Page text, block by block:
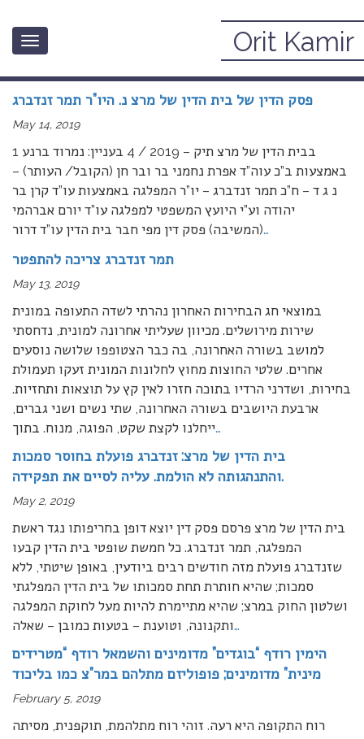
Toggle
Orit Kamir
פסק הדין של בית הדין של מרצ נ. היו”ר תמר זנדברג
May 14, 2019
1 בבית הדין של מרצ תיק – 2019 / 4 בעניין: נמרוד ברנע
באמצעות ב”כ עוה”ד אפרת נחמני בר ובר חן (הקובל/ העותר) –
נ ג ד – ח”כ תמר זנדברג – יו”ר המפלגה באמצעות עו”ד קרן בר
יהודה וע”י היועץ המשפטי למפלגה עו”ד יורם אברהמי
(המשיבה) פסק דין מפי חבר בית הדין עו”ד דרור…
תמר זנדברג צריכה להתפטר
May 13, 2019
במוצאי חג הבחירות האחרון נהרתי לשדה התעופה במונית
שירות מירושלים. מכיוון שעליתי אחרונה למונית, נדחסתי
למושב בשורה האחרונה, בה כבר הצטופפו שלושה נוסעים
אחרים. שלטי החוצות מחוץ לחלונות המונית זעקו תעמולת
בחירות, ושדרני הרדיו בתוכה חזרו לאין קץ על תוצאות ותחזיות.
ארבעת היושבים בשורה האחרונה, שתי נשים ושני גברים,
ייחלנו לקצת שקט, הפוגה, מנוח. בתוך…
בית הדין של מרצ: זנדברג פועלת בחוסר סמכות
והתנהגותה לא הולמת. עליה לסיים את תפקידה.
May 2, 2019
בית הדין של מרצ פרסם פסק דין יוצא דופן בחריפותו נגד ראשת
המפלגה, תמר זנדברג. כל חמשת שופטי בית הדין קבעו
שזנדברג פועלת מזה חודשים רבים ביודעין, באופן שיטתי, ללא
סמכות; שהיא חותרת תחת סמכותו של בית הדין המפלגתי
ושלטון החוק במרצ; שהיא מתיימרת להיות מעל לחוקת המפלגה
ותקנונה, וטוענת – בטעות כמובן – שאלה…
הימין רודף “בוגדים” מדומינים והשמאל רודף “מטרידים
מינית” מדומינים; פופוליזם מתלהם במר”צ כמו בליכוד
February 5, 2019
רוח התקופה היא רעה. זוהי רוח מתלהמת, תוקפנית, מסיתה